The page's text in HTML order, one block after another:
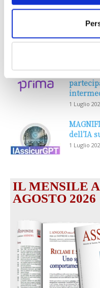
Notizie
Prima
1 Luglio
dell’IA
1 Luglio
IL MENSILE
AGOSTO 2026